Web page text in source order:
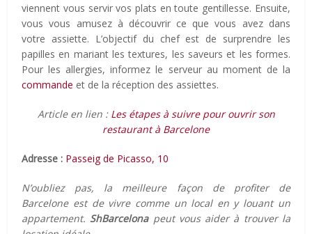
viennent vous servir vos plats en toute gentillesse. Ensuite,
vous vous amusez à découvrir ce que vous avez dans
votre assiette. L’objectif du chef est de surprendre les
papilles en mariant les textures, les saveurs et les formes.
Pour les allergies, informez le serveur au moment de la
commande et de la réception des assiettes.
Article en lien : Les étapes à suivre pour ouvrir son
restaurant à Barcelone
Adresse : Passeig de Picasso, 10
N’oubliez pas, la meilleure façon de profiter de
Barcelone est de vivre comme un local en y louant un
appartement. ShBarcelonapeut vous aider à trouver la